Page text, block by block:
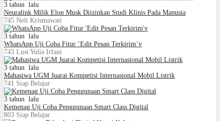
3 tahun lalu
Neuralink Milik Elon Musk Diizinkan Studi Klinis Pada Manusia
745 Neli Krismawati
3 tahun lalu
WhatsApp Uji Coba Fitur ‘Edit Pesan Terkirim’v
743 Lusi Yulia Irfani
3 tahun lalu
Mahasiwa UGM Juarai Kompetisi Internasional Mobil Listrik
741 Siap Belajar
3 tahun lalu
Kemenag Uji Coba Penggunaan Smart Class Digital
803 Siap Belajar